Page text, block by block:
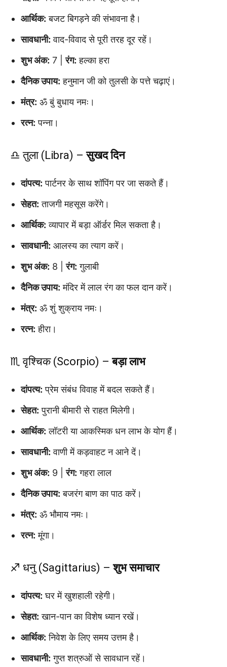
आर्थिक: बजट बिगड़ने की संभावना है।
सावधानी: वाद-विवाद से पूरी तरह दूर रहें।
शुभ अंक: 7 |रंग: हल्का हरा
दैनिक उपाय: हनुमान जी को तुलसी के पत्ते चढ़ाएं।
मंत्र: ॐ बुं बुधाय नमः।
रत्न: पन्ना।
♎ तुला (Libra) –सुखद दिन
दांपत्य: पार्टनर के साथ शॉपिंग पर जा सकते हैं।
सेहत: ताजगी महसूस करेंगे।
आर्थिक: व्यापार में बड़ा ऑर्डर मिल सकता है।
सावधानी: आलस्य का त्याग करें।
शुभ अंक: 8 |रंग: गुलाबी
दैनिक उपाय: मंदिर में लाल रंग का फल दान करें।
मंत्र: ॐ शुं शुक्राय नमः।
रत्न: हीरा।
♏ वृश्चिक (Scorpio) –बड़ा लाभ
दांपत्य: प्रेम संबंध विवाह में बदल सकते हैं।
सेहत: पुरानी बीमारी से राहत मिलेगी।
आर्थिक: लॉटरी या आकस्मिक धन लाभ के योग हैं।
सावधानी: वाणी में कड़वाहट न आने दें।
शुभ अंक: 9 |रंग: गहरा लाल
दैनिक उपाय: बजरंग बाण का पाठ करें।
मंत्र: ॐ भौमाय नमः।
रत्न: मूंगा।
♐ धनु (Sagittarius) –शुभ समाचार
दांपत्य: घर में खुशहाली रहेगी।
सेहत: खान-पान का विशेष ध्यान रखें।
आर्थिक: निवेश के लिए समय उत्तम है।
सावधानी: गुप्त शत्रुओं से सावधान रहें।